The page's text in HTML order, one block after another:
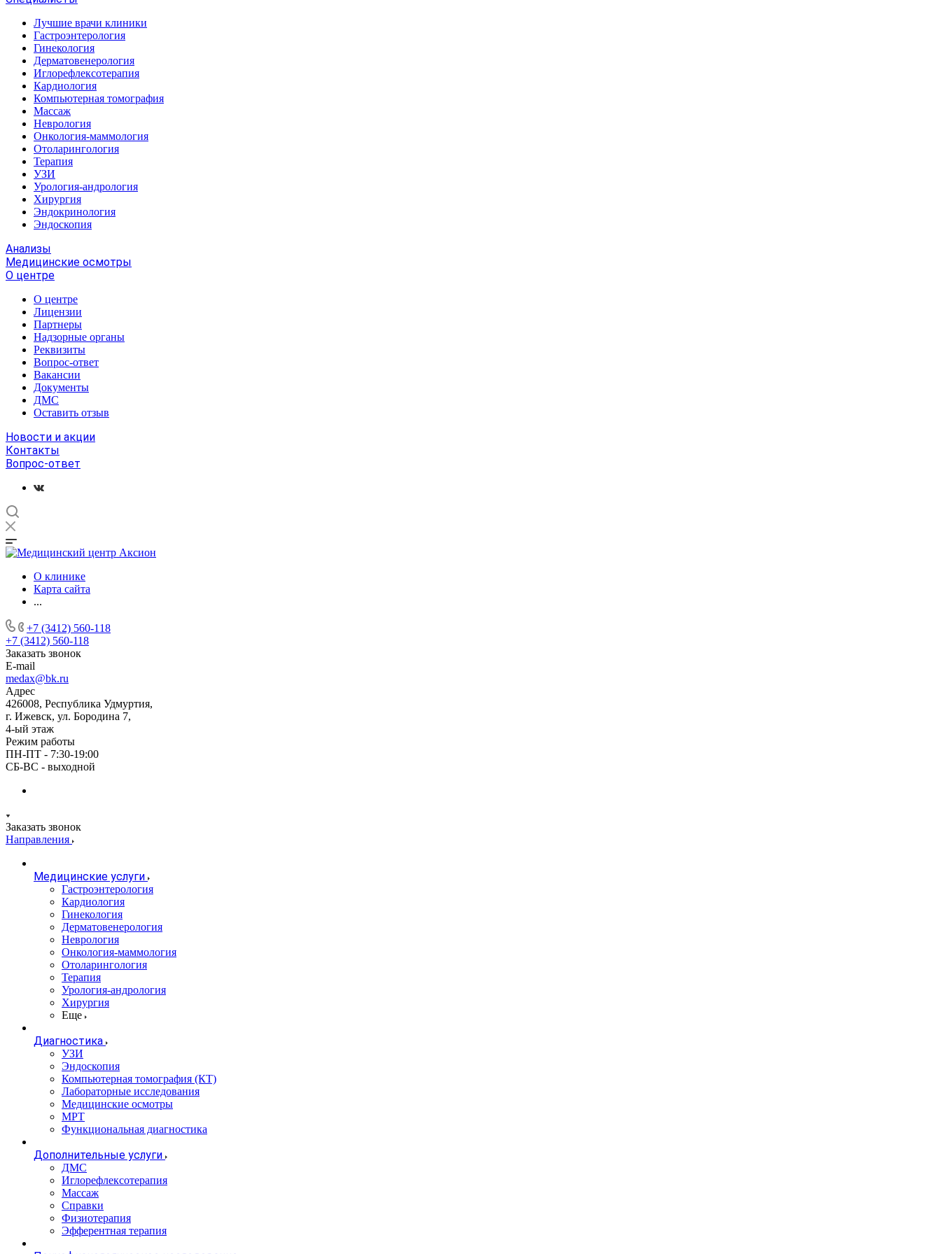
Лучшие врачи клиники
Гастроэнтерология
Гинекология
Дерматовенерология
Иглорефлексотерапия
Кардиология
Компьютерная томография
Массаж
Неврология
Онкология-маммология
Отоларингология
Терапия
УЗИ
Урология-андрология
Хирургия
Эндокринология
Эндоскопия
Анализы
Медицинские осмотры
О центре
О центре
Лицензии
Партнеры
Надзорные органы
Реквизиты
Вопрос-ответ
Вакансии
Документы
ДМС
Оставить отзыв
Новости и акции
Контакты
Вопрос-ответ
О клинике
Карта сайта
...
+7 (3412) 560-118
+7 (3412) 560-118
Заказать звонок
E-mail
medax@bk.ru
Адрес
426008, Республика Удмуртия,
г. Ижевск, ул. Бородина 7,
4-ый этаж
Режим работы
ПН-ПТ - 7:30-19:00
СБ-ВС - выходной
Заказать звонок
Направления
Медицинские услуги
Гастроэнтерология
Кардиология
Гинекология
Дерматовенерология
Неврология
Онкология-маммология
Отоларингология
Терапия
Урология-андрология
Хирургия
Еще
Диагностика
УЗИ
Эндоскопия
Компьютерная томография (КТ)
Лабораторные исследования
Медицинские осмотры
МРТ
Функциональная диагностика
Дополнительные услуги
ДМС
Иглорефлексотерапия
Массаж
Справки
Физиотерапия
Эфферентная терапия